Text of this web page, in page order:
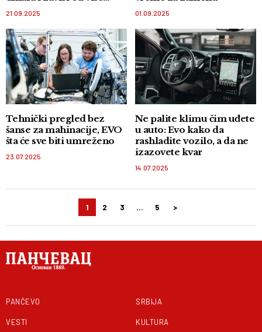
faktora
21.09.2025 01.09.2025
Tehnički pregled bez
šanse za mahinacije, EVO
šta će sve biti umreženo
23.07.2025
Ne palite klimu čim uđete
u auto: Evo kako da
rashladite vozilo, a da ne
izazovete kvar
14.07.2025
Kretanje
članaka
1 2 3 … 5 >
PANČEVO
VESTI
SRBIJA
KULTURA